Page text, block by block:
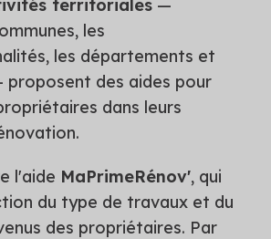
territoriales —
les
les départements et
proposent des aides pour
dans leurs
l'aide MaPrimeRénov', qui
du type de travaux et du
des propriétaires. Par